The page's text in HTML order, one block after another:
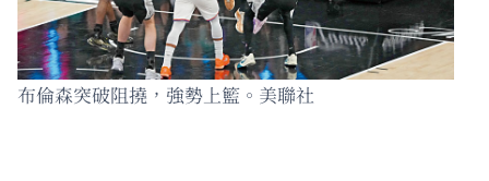
布倫森突破阻撓，強勢上籃。美聯社